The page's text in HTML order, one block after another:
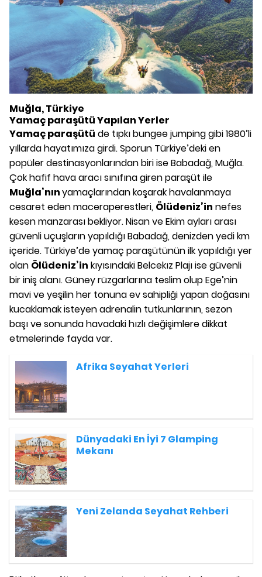
Muğla, Türkiye
Yamaç paraşütü Yapılan Yerler
Yamaç paraşütü de tıpkı bungee jumping gibi 1980’li
yıllarda hayatımıza girdi. Sporun Türkiye’deki en
popüler destinasyonlarından biri ise Babadağ, Muğla.
Çok hafif hava aracı sınıfına giren paraşüt ile
Muğla’nınyamaçlarından koşarak havalanmaya
cesaret eden maceraperestleri, Ölüdeniz’in nefes
kesen manzarası bekliyor. Nisan ve Ekim ayları arası
güvenli uçuşların yapıldığı Babadağ, denizden yedi km
içeride. Türkiye’de yamaç paraşütünün ilk yapıldığı yer
olan Ölüdeniz’in kıyısındaki Belcekız Plajı ise güvenli
bir iniş alanı. Güney rüzgarlarına teslim olup Ege’nin
mavi ve yeşilin her tonuna ev sahipliği yapan doğasını
kucaklamak isteyen adrenalin tutkunlarının, sezon
başı ve sonunda havadaki hızlı değişimlere dikkat
etmelerinde fayda var.
Afrika Seyahat Yerleri
Dünyadaki En İyi 7 Glamping
Mekanı
Yeni Zelanda Seyahat Rehberi